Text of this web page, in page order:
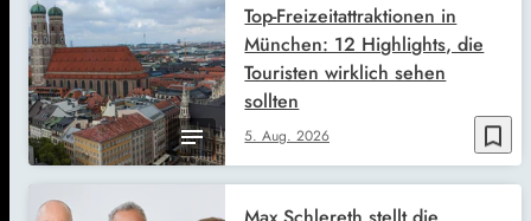
bookmark_border
5. Aug. 2026
Top-Freizeitattraktionen in
München: 12 Highlights, die
Touristen wirklich sehen
sollten